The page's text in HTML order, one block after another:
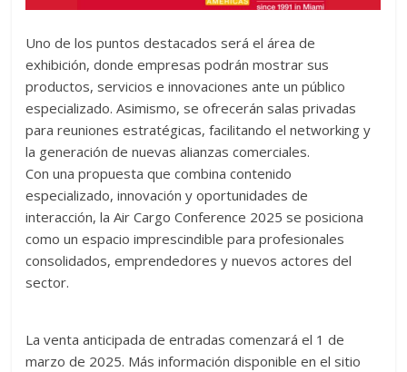
Uno de los puntos destacados será el área de
exhibición, donde empresas podrán mostrar sus
productos, servicios e innovaciones ante un público
especializado. Asimismo, se ofrecerán salas privadas
para reuniones estratégicas, facilitando el networking y
la generación de nuevas alianzas comerciales.
Con una propuesta que combina contenido
especializado, innovación y oportunidades de
interacción, la Air Cargo Conference 2025 se posiciona
como un espacio imprescindible para profesionales
consolidados, emprendedores y nuevos actores del
sector.
La venta anticipada de entradas comenzará el 1 de
marzo de 2025. Más información disponible en el sitio